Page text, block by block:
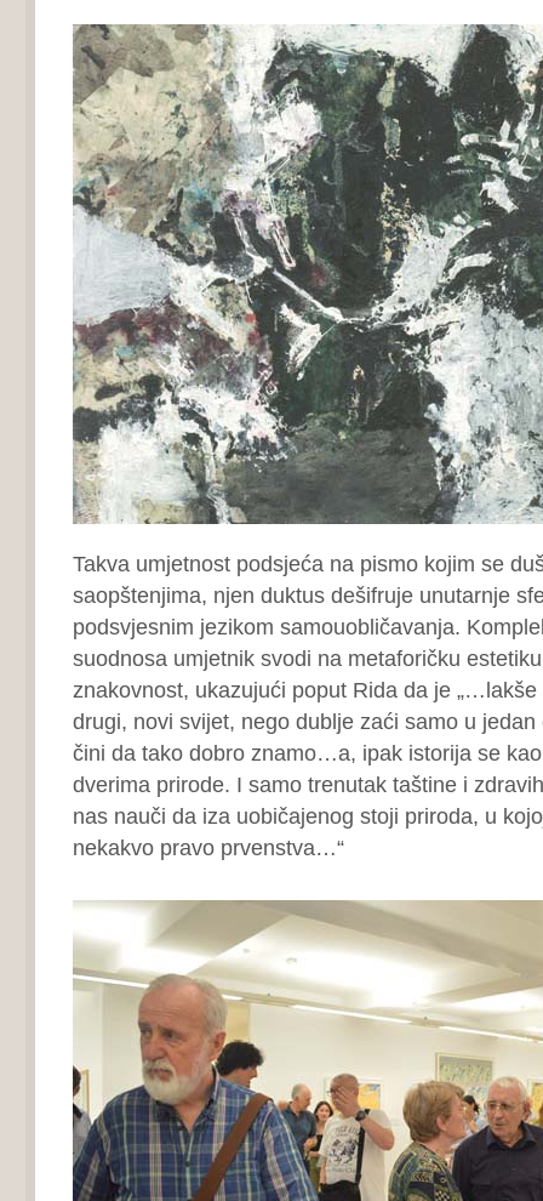
Takva umjetnost podsjeća na pismo kojim se
saopštenjima, njen duktus dešifruje unutarnje
podsvjesnim jezikom samouobličavanja.
suodnosa umjetnik svodi na metaforičku
znakovnost, ukazujući poput Rida da je
drugi, novi svijet, nego dublje zaći samo u
čini da tako dobro znamo…a, ipak istorija se
dverima prirode. I samo trenutak taštine i
nas nauči da iza uobičajenog stoji priroda, u
nekakvo pravo prvenstva…“